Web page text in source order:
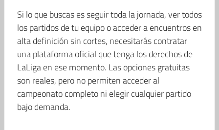
Si lo que buscas es seguir toda la jornada, ver todos
los partidos de tu equipo o acceder a encuentros en
alta definición sin cortes, necesitarás contratar
una plataforma oficial que tenga los derechos de
LaLiga en ese momento. Las opciones gratuitas
son reales, pero no permiten acceder al
campeonato completo ni elegir cualquier partido
bajo demanda.